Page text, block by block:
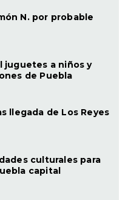
N. por probable
juguetes a niños y
de Puebla
llegada de Los Reyes
culturales para
capital